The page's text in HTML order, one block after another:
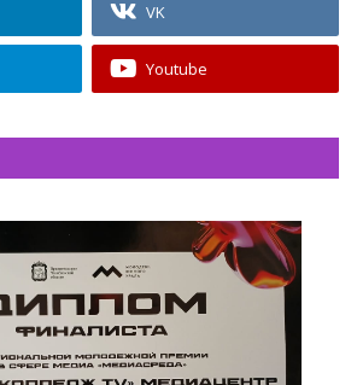
VK
Youtube